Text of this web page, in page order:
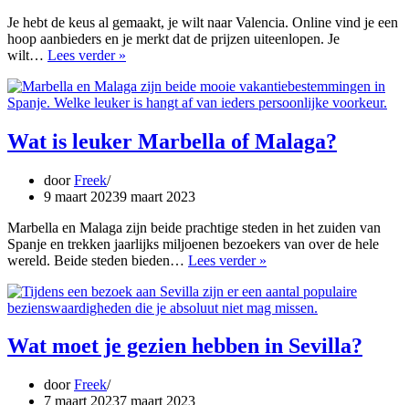
Je hebt de keus al gemaakt, je wilt naar Valencia. Online vind je een
hoop aanbieders en je merkt dat de prijzen uiteenlopen. Je
wilt… Lees verder »
je
goedkoop
Valencia?
Wat is leuker Marbella of Malaga?
doorFreek
9 maart 20239 maart 2023
Marbella en Malaga zijn beide prachtige steden in het zuiden van
Spanje en trekken jaarlijks miljoenen bezoekers van over de hele
wereld. Beide steden bieden… Lees verder »
leuker
Marbella
Malaga?
Wat moet je gezien hebben in Sevilla?
doorFreek
7 maart 20237 maart 2023